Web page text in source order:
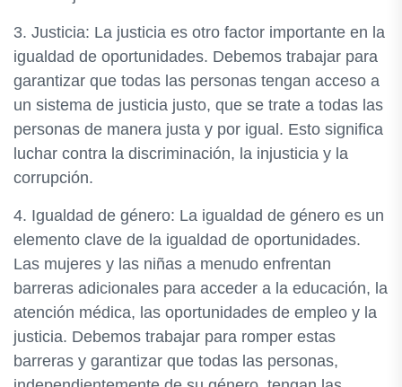
3. Justicia: La justicia es otro factor importante en la
igualdad de oportunidades. Debemos trabajar para
garantizar que todas las personas tengan acceso a
un sistema de justicia justo, que se trate a todas las
personas de manera justa y por igual. Esto significa
luchar contra la discriminación, la injusticia y la
corrupción.
4. Igualdad de género: La igualdad de género es un
elemento clave de la igualdad de oportunidades.
Las mujeres y las niñas a menudo enfrentan
barreras adicionales para acceder a la educación, la
atención médica, las oportunidades de empleo y la
justicia. Debemos trabajar para romper estas
barreras y garantizar que todas las personas,